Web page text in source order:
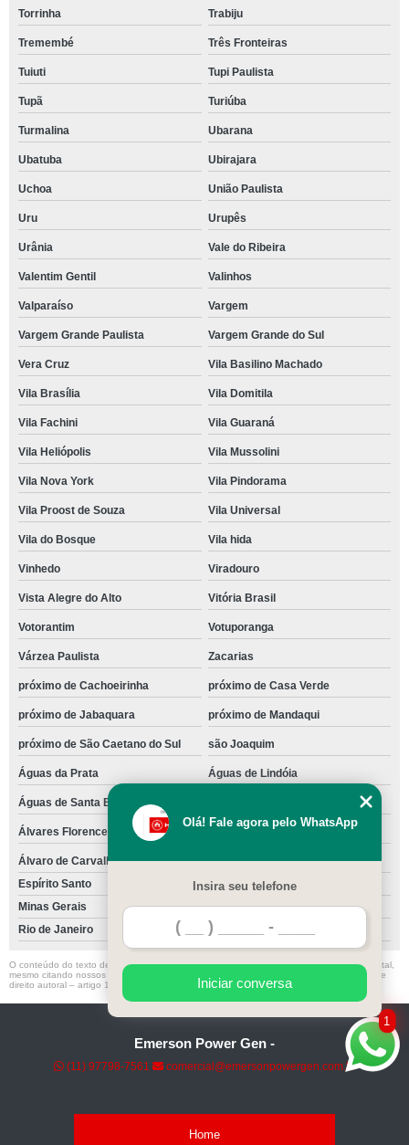
Torrinha Trabiju
Tremembé Três Fronteiras
Tuiuti Tupi Paulista
Tupã Turiúba
Turmalina Ubarana
Ubatuba Ubirajara
Uchoa União Paulista
Uru Urupês
Urânia Vale do Ribeira
Valentim Gentil Valinhos
Valparaíso Vargem
Vargem Grande Paulista Vargem Grande do Sul
Vera Cruz Vila Basilino Machado
Vila Brasília Vila Domitila
Vila Fachini Vila Guaraná
Vila Heliópolis Vila Mussolini
Vila Nova York Vila Pindorama
Vila Proost de Souza Vila Universal
Vila do Bosque Vila hida
Vinhedo Viradouro
Vista Alegre do Alto Vitória Brasil
Votorantim Votuporanga
Várzea Paulista Zacarias
próximo de Cachoeirinha próximo de Casa Verde
próximo de Jabaquara próximo de Mandaqui
próximo de São Caetano do Sul são Joaquim
Águas da Prata Águas de Lindóia
Águas de Santa Bárbara
Álvares Florence Álvares Machado
Álvaro de Carvalho
Óleo
Espírito Santo
Vitória
Minas Gerais
Rio de Janeiro
O conteúdo do texto desta página é de direito reservado. Sua reprodução, parcial ou total,
mesmo citando nossos links, é proibida sem a autorização do autor. Crime de violação de
direito autoral – artigo 184 do Código Penal –Lei 9610/98 - Lei de direitos autorais
Emerson Power Gen -
(11) 97798-7561 comercial@emersonpowergen.com.br
Home
1
Olá! Fale agora pelo WhatsApp
Insira seu telefone
Iniciar conversa